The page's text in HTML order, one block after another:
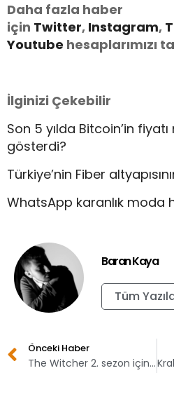
Daha fazla haber
için Twitter, Instagram,
Youtube hesaplarımızı
İlginizi Çekebilir
Son 5 yılda Bitcoin’in
gösterdi?
Türkiye’nin Fiber
WhatsApp karanlık moda
Baran Kaya
Tüm
Önceki Haber
The Witcher 2. sezon için açıklama geldi